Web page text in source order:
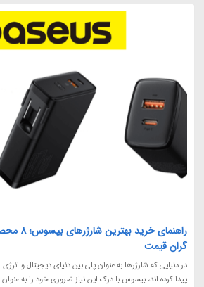
راهنمای
گران قیمت
در دنیایی که شارژرها به عنوان پلی بین دنیای دیجیتال و
پیدا کرده اند، بیسوس با درک این نیاز ضروری خود را به